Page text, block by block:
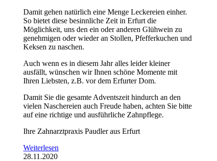
Damit gehen natürlich eine Menge Leckereien einher.
So bietet diese besinnliche Zeit in Erfurt die
Möglichkeit, uns den ein oder anderen Glühwein zu
genehmigen oder wieder an Stollen, Pfefferkuchen und
Keksen zu naschen.
Auch wenn es in diesem Jahr alles leider kleiner
ausfällt, wünschen wir Ihnen schöne Momente mit
Ihren Liebsten, z.B. vor dem Erfurter Dom.
Damit Sie die gesamte Adventszeit hindurch an den
vielen Naschereien auch Freude haben, achten Sie bitte
auf eine richtige und ausführliche Zahnpflege.
Ihre Zahnarztpraxis Paudler aus Erfurt
Weiterlesen
28.11.2020